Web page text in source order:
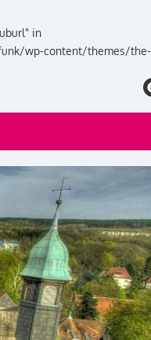
in
wp-content/themes/the-